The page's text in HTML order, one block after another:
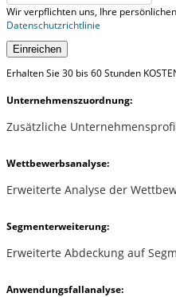
Wir verpflichten uns, Ihre
Datenschutzrichtlinie
Einreichen
Erhalten Sie 30 bis 60 Stunden
Unternehmenszuordnung:
Zusätzliche
Wettbewerbsanalyse:
Erweiterte Analyse der
Segmenterweiterung:
Erweiterte Abdeckung auf
Anwendungsfallanalyse: